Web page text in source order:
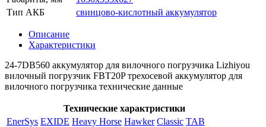
Тип АКБ
свинцово-кислотный аккумулятор
Описание
Характеристики
24-7DB560 аккумулятор для вилочного погрузчика Lizhiyou
вилочный погрузчик FBT20P трехосевой аккумулятор для
вилочного погрузчика технические данные
Технические характристики
EnerSys EXIDE Heavy Horse Hawker Classic TAB